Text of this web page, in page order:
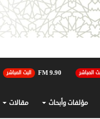
المباشر 90.FM 9 البث المباشر
مؤلفات وأبحاث مقالات